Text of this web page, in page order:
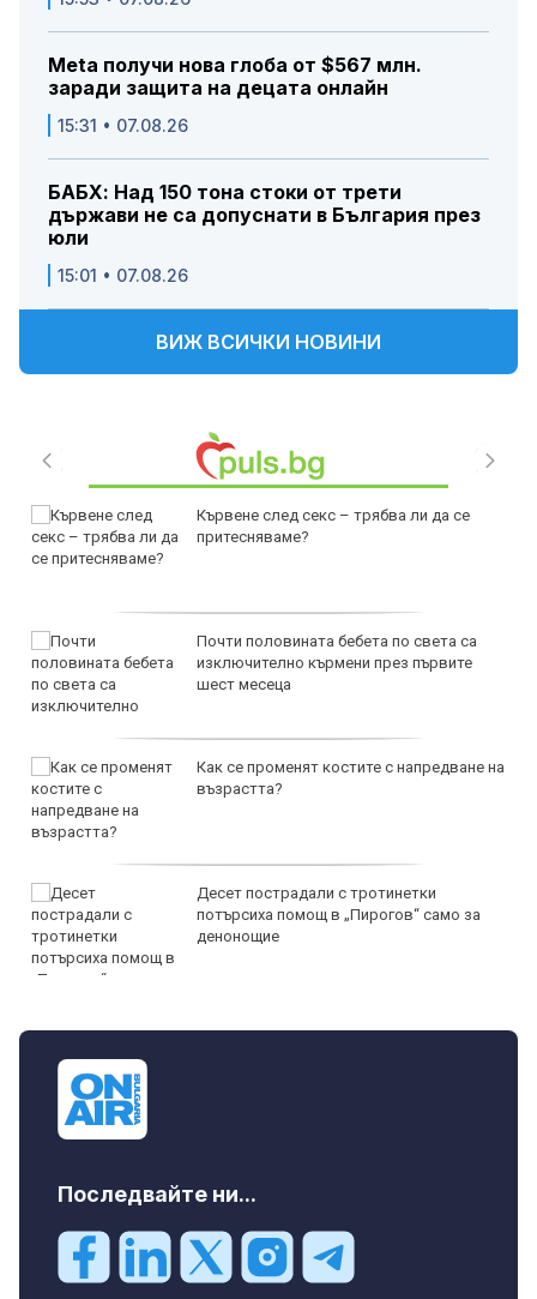
Meta получи нова глоба от $567 млн.
заради защита на децата онлайн
15:31 • 07.08.26
БАБХ: Над 150 тона стоки от трети
държави не са допуснати в България през
юли
15:01 • 07.08.26
ВИЖ ВСИЧКИ НОВИНИ
Кървене след секс – трябва ли да се
притесняваме?
Почти половината бебета по света са
изключително кърмени през първите
шест месеца
Как се променят костите с напредване на
възрастта?
Десет пострадали с тротинетки
потърсиха помощ в „Пирогов“ само за
денонощие
Последвайте ни...